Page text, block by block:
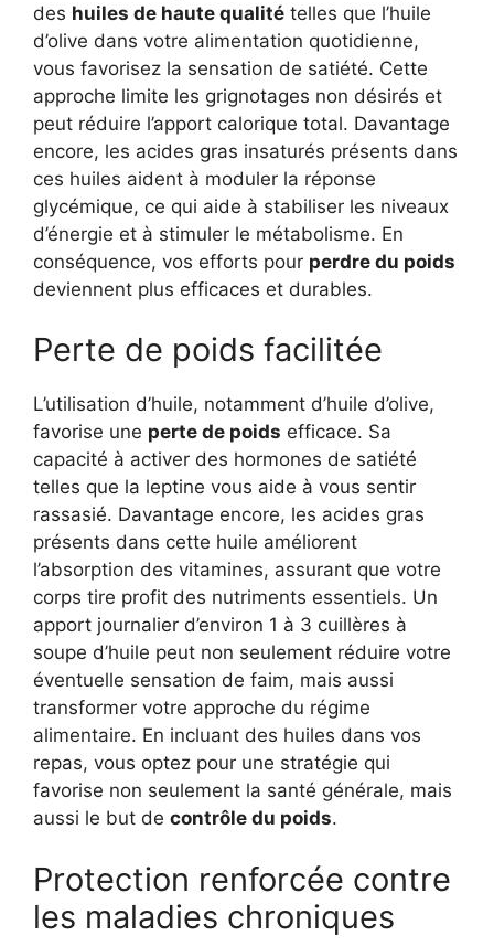
des huiles de haute qualité telles que l’huile
d’olive dans votre alimentation quotidienne,
vous favorisez la sensation de satiété. Cette
approche limite les grignotages non désirés et
peut réduire l’apport calorique total. Davantage
encore, les acides gras insaturés présents dans
ces huiles aident à moduler la réponse
glycémique, ce qui aide à stabiliser les niveaux
d’énergie et à stimuler le métabolisme. En
conséquence, vos efforts pour perdre du poids
deviennent plus efficaces et durables.
Perte de poids facilitée
L’utilisation d’huile, notamment d’huile d’olive,
favorise une perte de poids efficace. Sa
capacité à activer des hormones de satiété
telles que la leptine vous aide à vous sentir
rassasié. Davantage encore, les acides gras
présents dans cette huile améliorent
l’absorption des vitamines, assurant que votre
corps tire profit des nutriments essentiels. Un
apport journalier d’environ 1 à 3 cuillères à
soupe d’huile peut non seulement réduire votre
éventuelle sensation de faim, mais aussi
transformer votre approche du régime
alimentaire. En incluant des huiles dans vos
repas, vous optez pour une stratégie qui
favorise non seulement la santé générale, mais
aussi le but de contrôle du poids.
Protection renforcée contre
les maladies chroniques